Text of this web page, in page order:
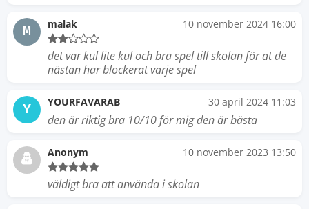
M malak 10 november 2024 16:00
det var kul lite kul och bra spel till skolan för at de
nästan har blockerat varje spel
Y YOURFAVARAB 30 april 2024 11:03
den är riktig bra 10/10 för mig den är bästa
Anonym 10 november 2023 13:50
väldigt bra att använda i skolan